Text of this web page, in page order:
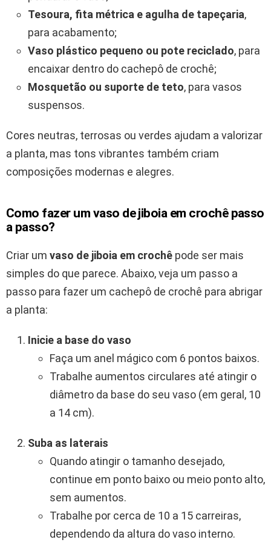
Tesoura, fita métrica e agulha de tapeçaria,
para acabamento;
Vaso plástico pequeno ou pote reciclado, para
encaixar dentro do cachepô de crochê;
Mosquetão ou suporte de teto, para vasos
suspensos.
Cores neutras, terrosas ou verdes ajudam a valorizar
a planta, mas tons vibrantes também criam
composições modernas e alegres.
Como fazer um vaso de jiboia em crochê passo
a passo?
Criar um vaso de jiboia em crochê pode ser mais
simples do que parece. Abaixo, veja um passo a
passo para fazer um cachepô de crochê para abrigar
a planta:
Inicie a base do vaso
Faça um anel mágico com 6 pontos baixos.
Trabalhe aumentos circulares até atingir o
diâmetro da base do seu vaso (em geral, 10
a 14 cm).
Suba as laterais
Quando atingir o tamanho desejado,
continue em ponto baixo ou meio ponto alto,
sem aumentos.
Trabalhe por cerca de 10 a 15 carreiras,
dependendo da altura do vaso interno.